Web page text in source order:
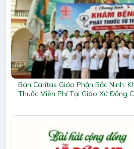
Ban Caritas Giáo Phận Bắc Ninh:
Thuốc Miễn Phí Tại Giáo Xứ Đồng